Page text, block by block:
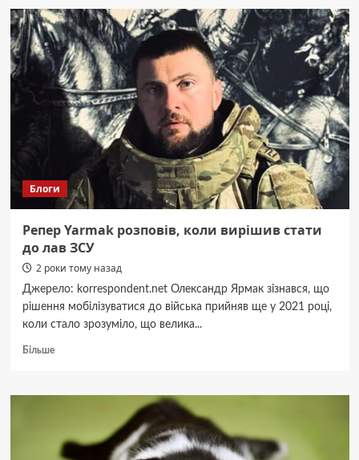
выбрать
моделирующий
гель
для
начинающих
и
профессионалов?
Блоги
Репер Yarmak розповів, коли вирішив стати
до лав ЗСУ
2 роки тому назад
Джерело: korrespondent.net Олександр Ярмак зізнався, що
рішення мобілізуватися до війська прийняв ще у 2021 році,
коли стало зрозуміло, що велика...
БільшеДокладніше
Yarmak
вирішив
стати